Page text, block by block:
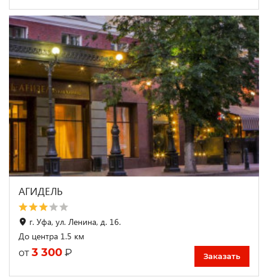
АГИДЕЛЬ
г. Уфа, ул. Ленина, д. 16.
До центра 1.5 км
от 3 300 ₽ Заказать